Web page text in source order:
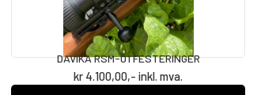
DAVIKA RSM-01 FESTERINGER
kr 4.100,00,- inkl. mva.